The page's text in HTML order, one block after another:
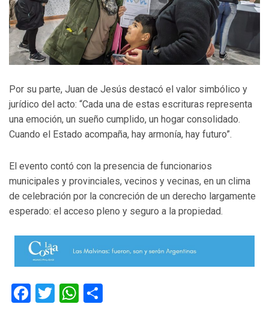
Por su parte, Juan de Jesús destacó el valor simbólico y
jurídico del acto: “Cada una de estas escrituras representa
una emoción, un sueño cumplido, un hogar consolidado.
Cuando el Estado acompaña, hay armonía, hay futuro”.
El evento contó con la presencia de funcionarios
municipales y provinciales, vecinos y vecinas, en un clima
de celebración por la concreción de un derecho largamente
esperado: el acceso pleno y seguro a la propiedad.
Facebook
TwitterWhatsApp